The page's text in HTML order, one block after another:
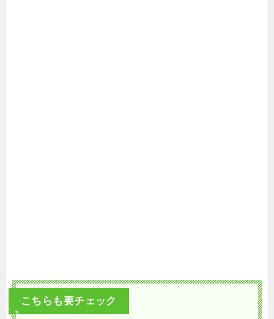
こちらも要チェック